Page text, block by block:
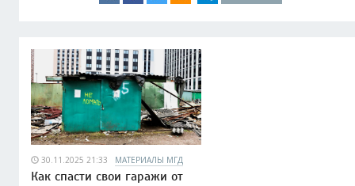
30.11.2025 21:33 МАТЕРИАЛЫ МГД
Как спасти свои гаражи от